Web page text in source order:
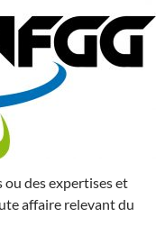
des expertises et
affaire relevant du